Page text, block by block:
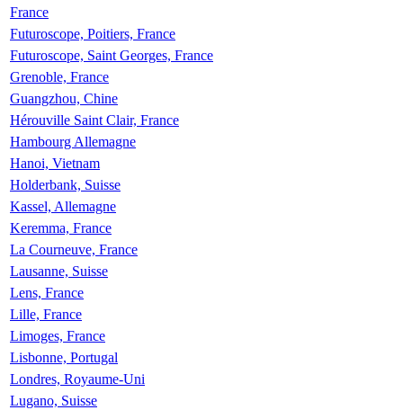
France
Futuroscope, Poitiers, France
Futuroscope, Saint Georges, France
Grenoble, France
Guangzhou, Chine
Hérouville Saint Clair, France
Hambourg Allemagne
Hanoi, Vietnam
Holderbank, Suisse
Kassel, Allemagne
Keremma, France
La Courneuve, France
Lausanne, Suisse
Lens, France
Lille, France
Limoges, France
Lisbonne, Portugal
Londres, Royaume-Uni
Lugano, Suisse